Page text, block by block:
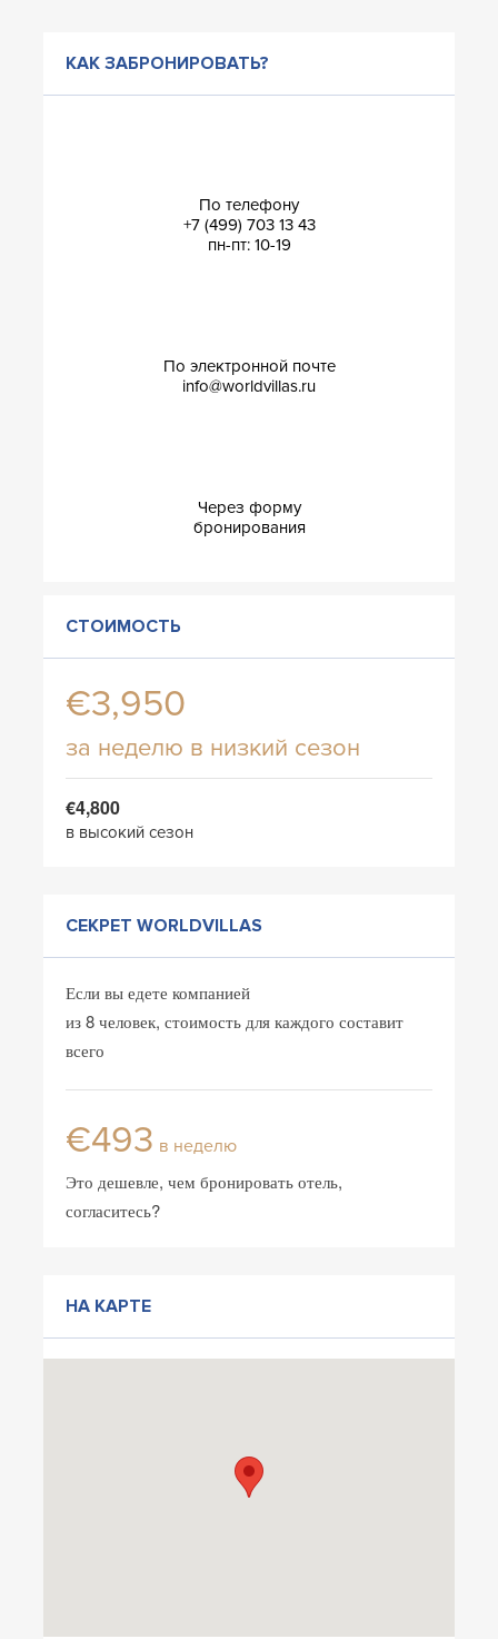
КАК ЗАБРОНИРОВАТЬ?
По телефону
+7 (499) 703 13 43
пн-пт: 10-19
По электронной почте
info@worldvillas.ru
Через форму
бронирования
СТОИМОСТЬ
€3,950
за неделю в низкий сезон
€4,800
в высокий сезон
СЕКРЕТ WORLDVILLAS
Если вы едете компанией
из 8 человек, стоимость для каждого составит
всего
€493 в неделю
Это дешевле, чем бронировать отель,
согласитесь?
НА КАРТЕ